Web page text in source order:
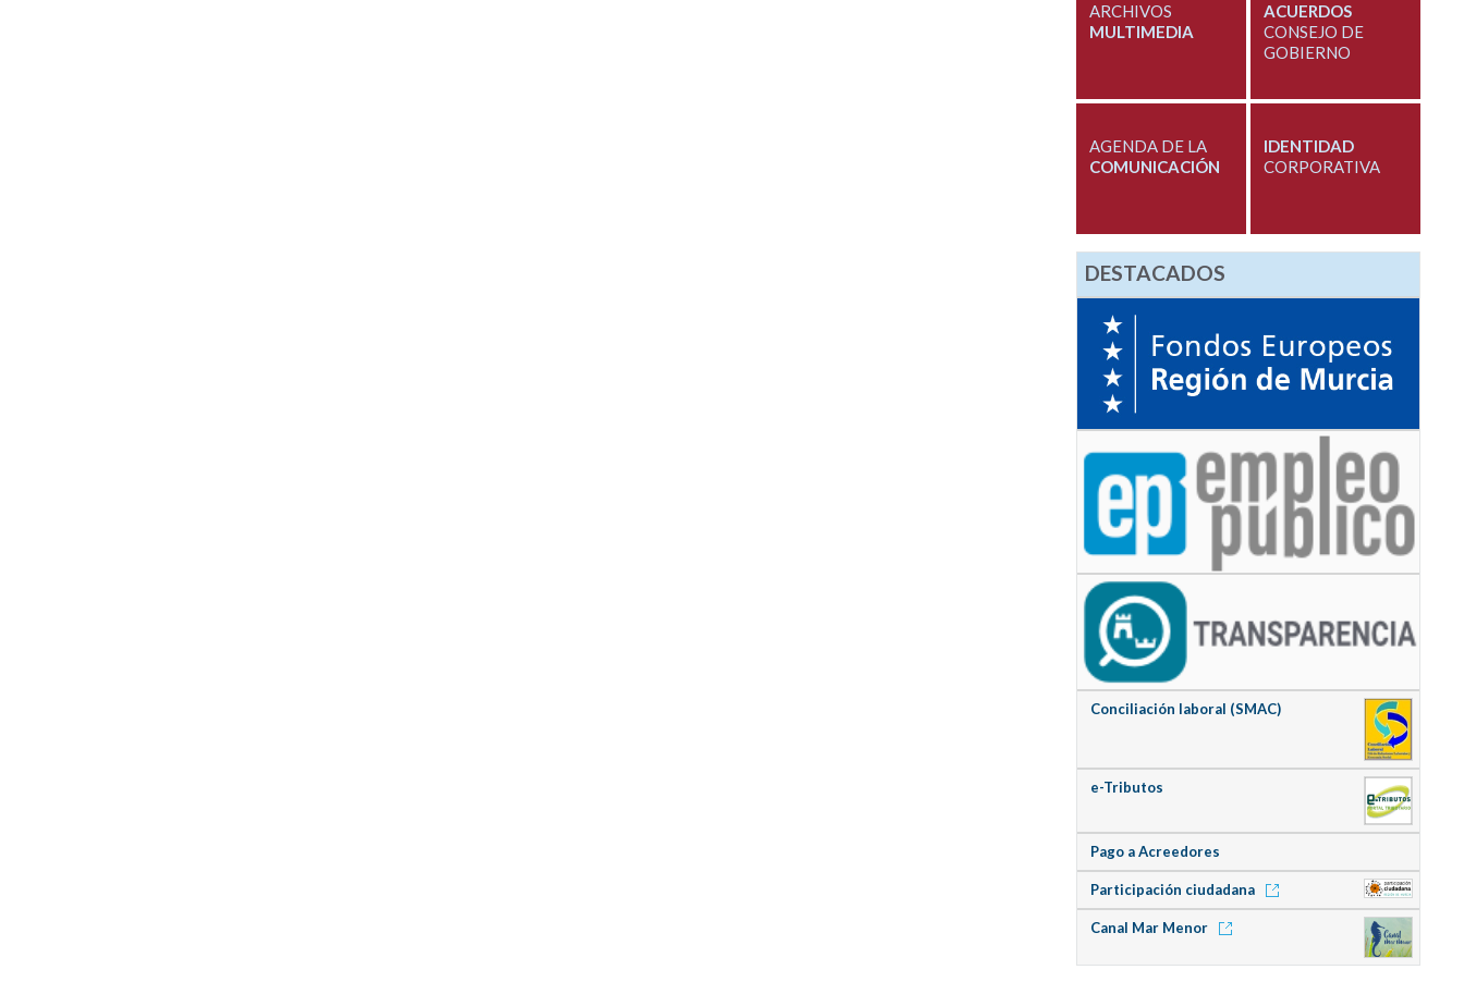
ARCHIVOS
MULTIMEDIA
ACUERDOS
CONSEJO DE
GOBIERNO
AGENDA DE LA
COMUNICACIÓN
IDENTIDAD
CORPORATIVA
DESTACADOS
Conciliación laboral (SMAC)
e-Tributos
Pago a Acreedores
Participación ciudadana
Canal Mar Menor